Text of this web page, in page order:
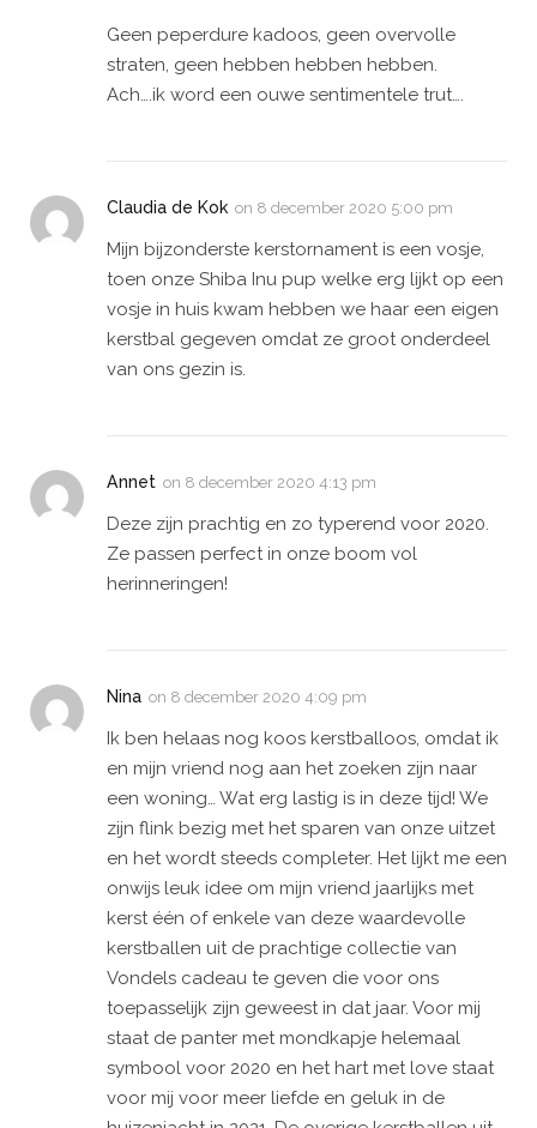
Geen peperdure kadoos, geen overvolle
straten, geen hebben hebben hebben.
Ach….ik word een ouwe sentimentele trut….
Claudia de Kok on 8 december 2020 5:00 pm
Mijn bijzonderste kerstornament is een vosje,
toen onze Shiba Inu pup welke erg lijkt op een
vosje in huis kwam hebben we haar een eigen
kerstbal gegeven omdat ze groot onderdeel
van ons gezin is.
Annet on 8 december 2020 4:13 pm
Deze zijn prachtig en zo typerend voor 2020.
Ze passen perfect in onze boom vol
herinneringen!
Nina on 8 december 2020 4:09 pm
Ik ben helaas nog koos kerstballoos, omdat ik
en mijn vriend nog aan het zoeken zijn naar
een woning… Wat erg lastig is in deze tijd! We
zijn flink bezig met het sparen van onze uitzet
en het wordt steeds completer. Het lijkt me een
onwijs leuk idee om mijn vriend jaarlijks met
kerst één of enkele van deze waardevolle
kerstballen uit de prachtige collectie van
Vondels cadeau te geven die voor ons
toepasselijk zijn geweest in dat jaar. Voor mij
staat de panter met mondkapje helemaal
symbool voor 2020 en het hart met love staat
voor mij voor meer liefde en geluk in de